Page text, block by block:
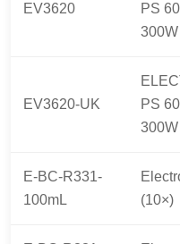
EV3620
PS
300W
EV3620-UK
PS
300W
E-BC-R331-
100mL
(10×)